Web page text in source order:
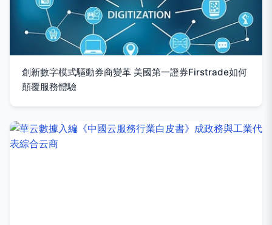
創新數字模式驅動券商變革 美國第一證券Firstrade如何
顛覆服務體驗